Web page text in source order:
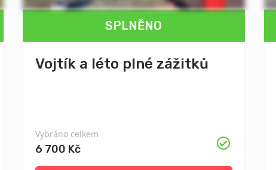
SPLNĚNO
Vojtík a léto plné zážitků
Vybráno celkem
6 700 Kč